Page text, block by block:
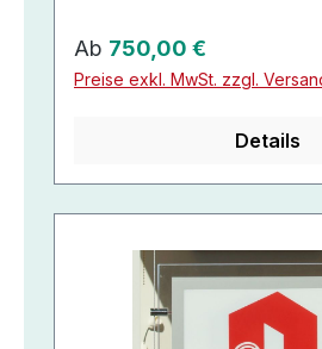
Regulärer Preis:
Ab 750,00 €
Preise exkl. MwSt. zzgl.
Details